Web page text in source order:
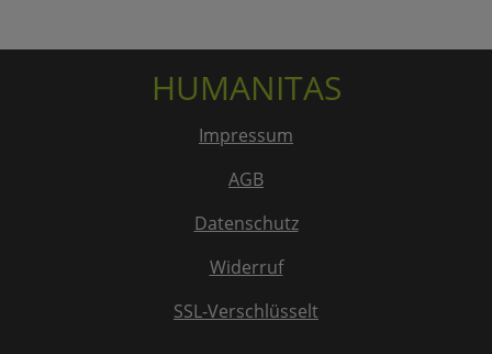
HUMANITAS
Impressum
AGB
Datenschutz
Widerruf
SSL-Verschlüsselt